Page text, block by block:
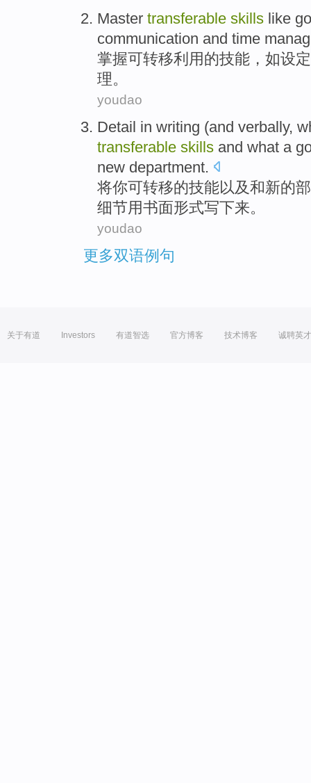
Master transferable skills like
communication and time
掌握可转移利用的技能 ， 如设定
理。
youdao
Detail in writing (and verbally,
transferable skills and what a
new department.
将你可转移的技能以及和新的
细节用书面形式写下来。
youdao
更多双语例句
关于有道 Investors 有道智选 官方博客 技术博客 诚聘英才